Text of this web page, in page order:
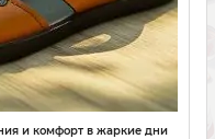
и комфорт в жаркие дни